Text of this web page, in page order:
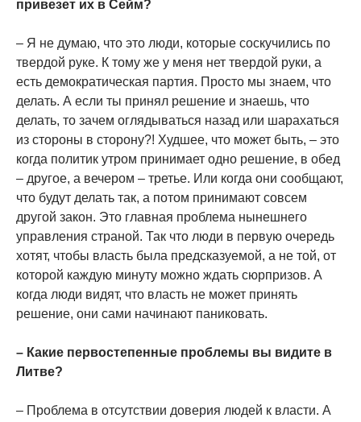
привезет их в Сейм?
– Я не думаю, что это люди, которые соскучились по
твердой руке. К тому же у меня нет твердой руки, а
есть демократическая партия. Просто мы знаем, что
делать. А если ты принял решение и знаешь, что
делать, то зачем оглядываться назад или шарахаться
из стороны в сторону?! Худшее, что может быть, – это
когда политик утром принимает одно решение, в обед
– другое, а вечером – третье. Или когда они сообщают,
что будут делать так, а потом принимают совсем
другой закон. Это главная проблема нынешнего
управления страной. Так что люди в первую очередь
хотят, чтобы власть была предсказуемой, а не той, от
которой каждую минуту можно ждать сюрпризов. А
когда люди видят, что власть не может принять
решение, они сами начинают паниковать.
– Какие первостепенные проблемы вы видите в
Литве?
– Проблема в отсутствии доверия людей к власти. А